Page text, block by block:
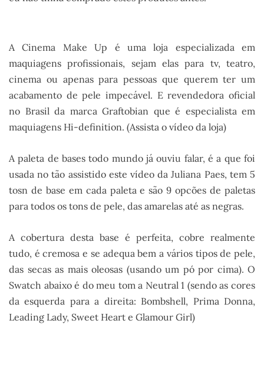
A Cinema Make Up é uma loja especializada em
maquiagens profissionais, sejam elas para tv, teatro,
cinema ou apenas para pessoas que querem ter um
acabamento de pele impecável. E revendedora oficial
no Brasil da marca Graftobian que é especialista em
maquiagens Hi-definition. (Assista o vídeo da loja)
A paleta de bases todo mundo já ouviu falar, é a que foi
usada no tão assistido este vídeo da Juliana Paes, tem 5
tosn de base em cada paleta e são 9 opcões de paletas
para todos os tons de pele, das amarelas até as negras.
A cobertura desta base é perfeita, cobre realmente
tudo, é cremosa e se adequa bem a vários tipos de pele,
das secas as mais oleosas (usando um pó por cima). O
Swatch abaixo é do meu tom a Neutral 1 (sendo as cores
da esquerda para a direita: Bombshell, Prima Donna,
Leading Lady, Sweet Heart e Glamour Girl)